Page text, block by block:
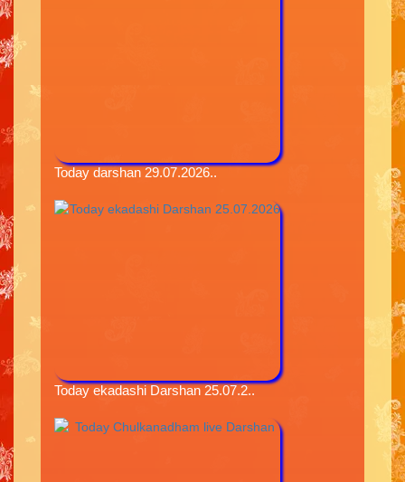
Today darshan 29.07.2026..
Today ekadashi Darshan 25.07.2..